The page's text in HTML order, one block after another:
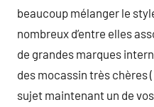
beaucoup mélanger le
nombreux d’entre elles
de grandes marques
des mocassin très chères
sujet maintenant un de